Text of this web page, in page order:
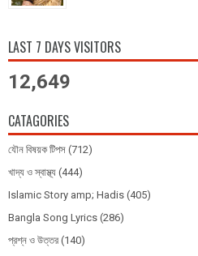
LAST 7 DAYS VISITORS
12,649
CATAGORIES
যৌন বিষয়ক টিপস (712)
খাদ্য ও স্বাস্থ্য (444)
Islamic Story amp; Hadis (405)
Bangla Song Lyrics (286)
প্রশ্ন ও উত্তর (140)